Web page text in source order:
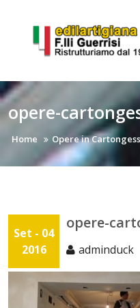
content
opere-
Home Opere in
Set - 04
2016
opere-
adminduck